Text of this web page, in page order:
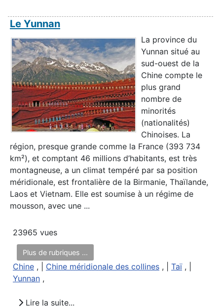
Le Yunnan
La province du
Yunnan situé au
sud-ouest de la
Chine compte le
plus grand
nombre de
minorités
(nationalités)
Chinoises. La
région, presque grande comme la France (393 734
km²), et comptant 46 millions d’habitants, est très
montagneuse, a un climat tempéré par sa position
méridionale, est frontalière de la Birmanie, Thaïlande,
Laos et Vietnam. Elle est soumise à un régime de
mousson, avec une ...
23965 vues
Plus de rubriques ...
Chine , | Chine méridionale des collines , | Taï, |
Yunnan ,
Lire la suite...